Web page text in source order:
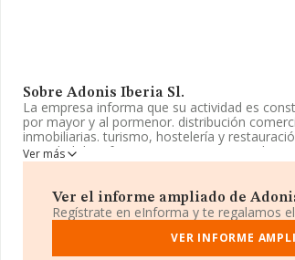
Sobre Adonis Iberia Sl.
La empresa informa que su actividad es
por mayor y al pormenor. distribución
inmobiliarias. turismo, hostelería y
actividad de referencia CNAE corresponde a
n.c.o.p.', cuyo Código es 4399. La sociedad
La compañíaAdonis Iberia S.L, con NIF
Ent Pta 2, (08015), en el municipio de
En relación con el sector y disponiendo de
facturación asciende a 15.864 millones de
Ver más
Ver el informe ampliado de
Regístrate en eInforma y te regalamos
VER INFORME